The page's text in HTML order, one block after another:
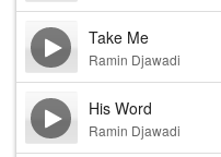
Take Me
Ramin Djawadi
His Word
Ramin Djawadi